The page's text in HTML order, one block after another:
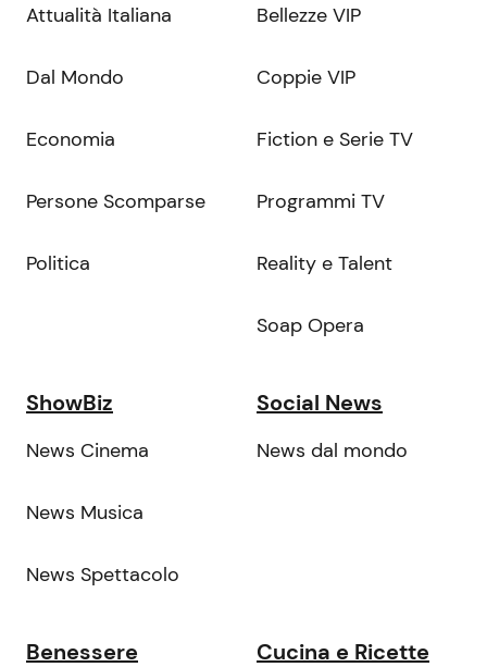
Attualità Italiana
Dal Mondo
Economia
Persone Scomparse
Politica
Bellezze VIP
Coppie VIP
Fiction e Serie TV
Programmi TV
Reality e Talent
Soap Opera
ShowBiz
News Cinema
News Musica
News Spettacolo
Social News
News dal mondo
Benessere Cucina e Ricette